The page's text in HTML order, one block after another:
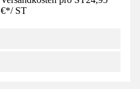
€*/ ST